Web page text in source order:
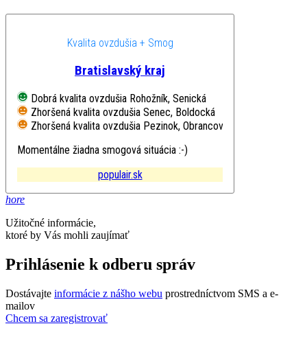
Kvalita ovzdušia + Smog
Bratislavský kraj
Dobrá kvalita ovzdušia Rohožník, Senická
Zhoršená kvalita ovzdušia Senec, Boldocká
Zhoršená kvalita ovzdušia Pezinok, Obrancov mieru
Momentálne žiadna smogová situácia :-)
populair.sk
hore
Užitočné informácie,
ktoré by Vás mohli zaujímať
Prihlásenie k odberu správ
Dostávajte informácie z nášho webu prostredníctvom SMS a e-
mailov
Chcem sa zaregistrovať